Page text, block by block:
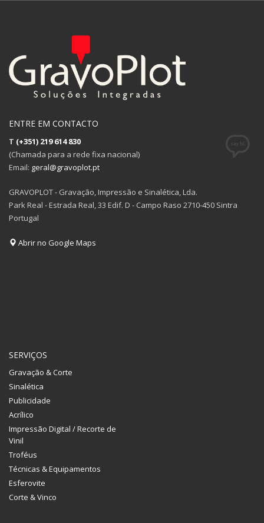
ENTRE EM CONTACTO
T (+351) 219 614 830
(Chamada para a rede fixa nacional)
Email: geral@gravoplot.pt
GRAVOPLOT - Gravação, Impressão e Sinalética, Lda.
Park Real - Estrada Real, 33 Edif. D - Campo Raso 2710-450 Sintra
Portugal
Abrir no Google Maps
SERVIÇOS
Gravação & Corte
Sinalética
Publicidade
Acrílico
Impressão Digital / Recorte de
Vinil
Troféus
Técnicas & Equipamentos
Esferovite
Corte & Vinco